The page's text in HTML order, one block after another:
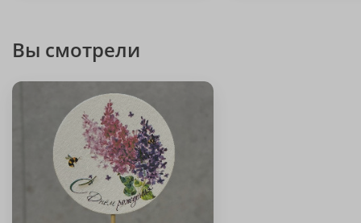
Вы смотрели